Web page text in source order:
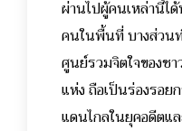
ผ่านไปผู้คนเหล่านี้ไ
คนในพื้นที่ บางส่วน
ศูนย์รวมจิตใจของช
แห่ง ถือเป็นร่องรอย
แดนไกลในยุคอดีตแ